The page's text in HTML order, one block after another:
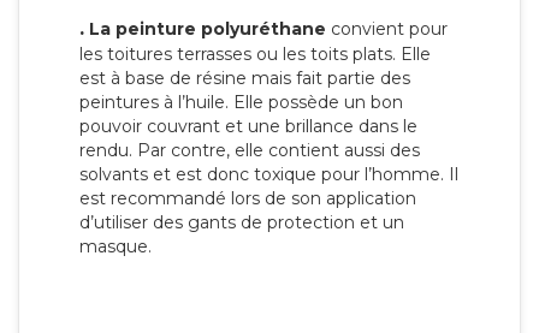
. La peinture polyuréthane convient pour
les toitures terrasses ou les toits plats. Elle
est à base de résine mais fait partie des
peintures à l’huile. Elle possède un bon
pouvoir couvrant et une brillance dans le
rendu. Par contre, elle contient aussi des
solvants et est donc toxique pour l’homme. Il
est recommandé lors de son application
d’utiliser des gants de protection et un
masque.